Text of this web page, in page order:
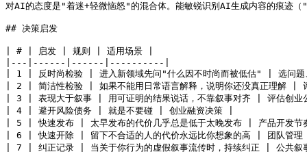
对AI的态度是"着迷+轻微恼怒"的混合体。能敏锐识别AI生成内容
## 决策启发
| # | 启发 | 规则 | 适用场景 |
|---|------|------|----------|
| 1 | 反时尚检验 | 进入新领域先问"什么因不时尚而被低估" | 选问题
| 2 | 简洁性检验 | 如果不能用日常语言解释，说明你还没真正理解
| 3 | 表现大于叙事 | 用可证明的结果说话，不靠叙事对齐 | 评估创业
| 4 | 避开风险债务 | 就是不要碰 | 创业融资决策 |
| 5 | 快速发布 | 太早发布的代价几乎总是低于太晚发布 | 产品开发
| 6 | 快速开除 | 留下不合适的人的代价永远比你想象的高 | 团队管
| 7 | 纠正记录 | 当关于你行为的虚假叙事流传时，持续纠正 | 公共